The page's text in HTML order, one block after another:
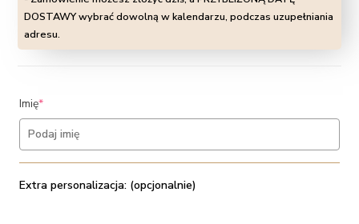
DOSTAWY wybrać dowolną w kalendarzu, podczas uzupełniania
adresu.
Imię*(required)
Extra personalizacja: (opcjonalnie)